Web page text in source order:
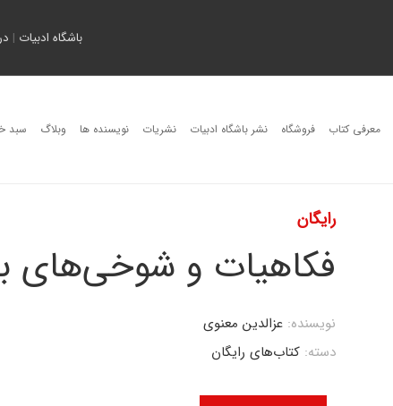
باشگاه ادبیات |
معرفی کتاب فروشگاه نشر باشگاه ادبیات نشریات نویسنده ها وبلاگ سبد
رایگان
فکاهیات و شوخی‌های
نویسنده:عزالدین معنوی
دسته: کتاب‌های رایگان